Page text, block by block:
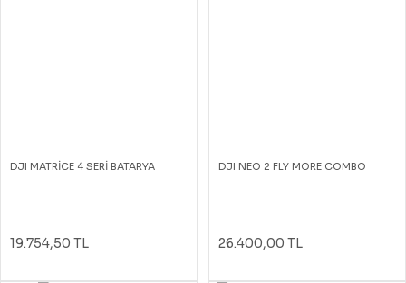
DJI MATRİCE 4 SERİ BATARYA
19.754,50 TL
DJI NEO 2 FLY MORE COMBO
26.400,00 TL